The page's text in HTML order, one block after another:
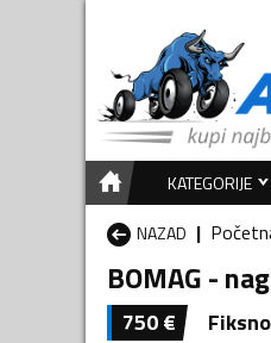
KATEGORIJE
NAZAD
BOMAG -
750€ Fiksno